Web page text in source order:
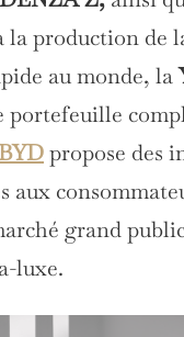
la production de
au monde, la
portefeuille
propose des
aux
grand
luxe.